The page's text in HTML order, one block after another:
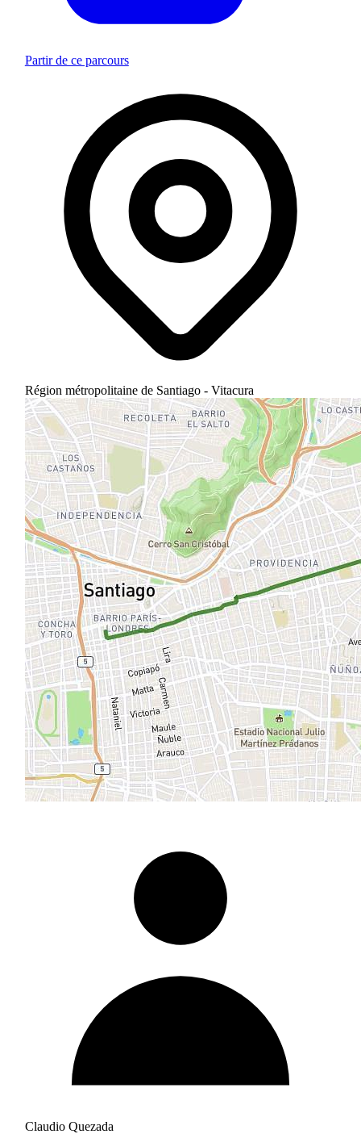
Partir de ce parcours
Région métropolitaine de Santiago - Vitacura
Claudio Quezada